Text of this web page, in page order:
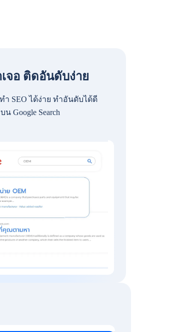
จอ ติดอันดับง่าย
ำ SEO ได้ง่าย ทำอันดับได้ดี
บน Google Search